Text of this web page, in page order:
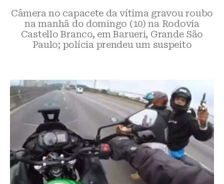
Câmera no capacete da vítima gravou roubo
na manhã do domingo (10) na Rodovia
Castello Branco, em Barueri, Grande São
Paulo; polícia prendeu um suspeito